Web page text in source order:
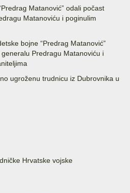
Matanović” odali počast
Matanoviću i poginulim
bojne “Predrag Matanović”
Predragu Matanoviću i
ugroženu trudnicu iz Dubrovnika u
Hrvatske vojske